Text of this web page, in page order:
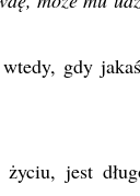
gdy
jest